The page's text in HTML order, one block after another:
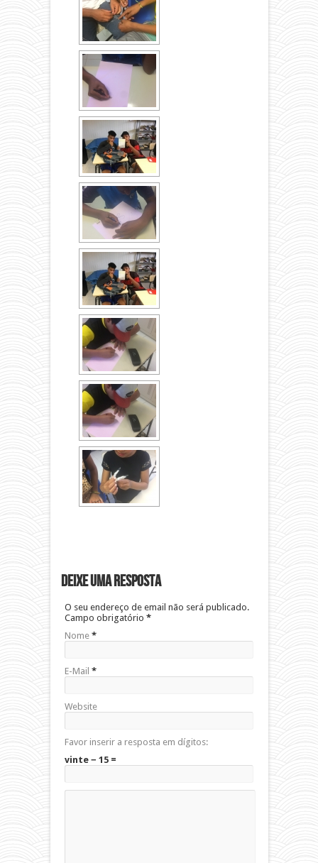
Deixe uma resposta
O seu endereço de email não será publicado.
Campo obrigatório *
Nome *
E-Mail *
Website
Favor inserir a resposta em dígitos:
vinte − 15 =